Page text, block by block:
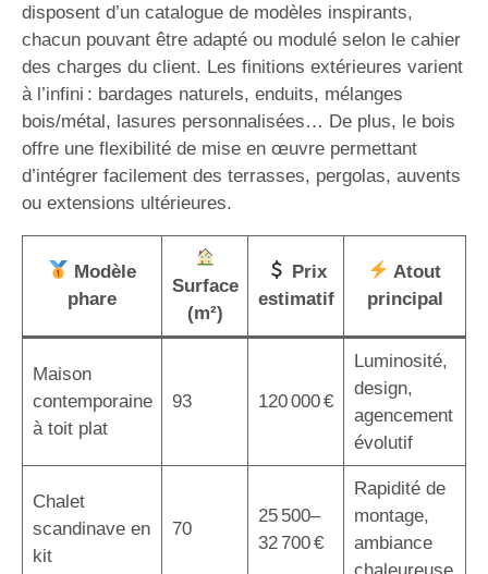
disposent d’un catalogue de modèles inspirants,
chacun pouvant être adapté ou modulé selon le cahier
des charges du client. Les finitions extérieures varient
à l’infini : bardages naturels, enduits, mélanges
bois/métal, lasures personnalisées… De plus, le bois
offre une flexibilité de mise en œuvre permettant
d’intégrer facilement des terrasses, pergolas, auvents
ou extensions ultérieures.
Modèle
phare
Surface
(m²)
Prix
estimatif
Atout
principal
Maison
contemporaine
à toit plat
93 120 000 €
Luminosité,
design,
agencement
évolutif
Chalet
scandinave en
kit
70
25 500–
32 700 €
Rapidité de
montage,
ambiance
chaleureuse